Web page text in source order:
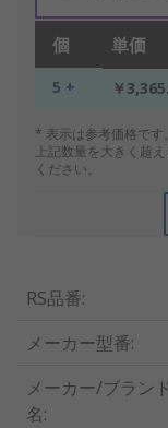
個 単価
5 + ￥
* 表示は参考価格です
上記数量を大きく超
ください。
RS品番:
メーカー型番:
メーカー/ブラン
名: